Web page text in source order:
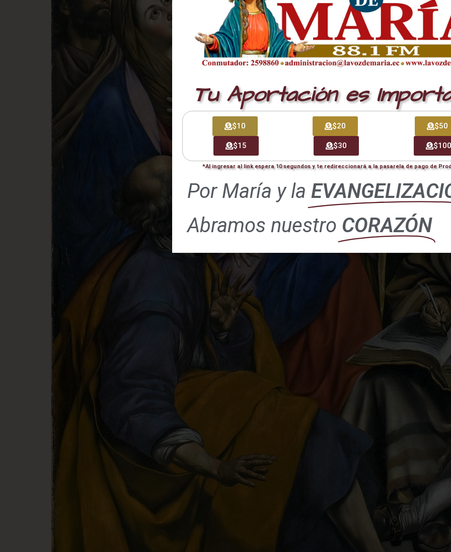
Tu Aportación es
$10
$15
$20
$30
$50
$100
*Al ingresar al link espera 10 segundos y te redireccionará a la pasarela de pago de
Por María y la
Abramos nuestro CORAZÓN